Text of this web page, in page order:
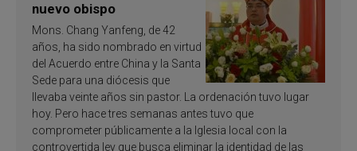
nuevo obispo
Mons. Chang Yanfeng, de 42
años, ha sido nombrado en virtud
del Acuerdo entre China y la Santa
Sede para una diócesis que
llevaba veinte años sin pastor. La ordenación tuvo lugar
hoy. Pero hace tres semanas antes tuvo que
comprometer públicamente a la Iglesia local con la
controvertida ley que busca eliminar la identidad de las